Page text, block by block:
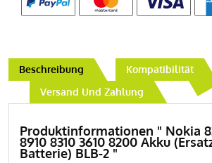
Beschreibung
Kompatibilität
Versand Und Zahlung
Produktinformationen " Nokia
8910 8310 3610 8200 Akku
Batterie) BLB-2 "